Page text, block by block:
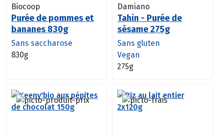
Biocoop
Purée de pommes et
bananes 830g
Sans saccharose
830g
Damiano
Tahin - Purée de
sésame 275g
Sans gluten
Vegan
275g